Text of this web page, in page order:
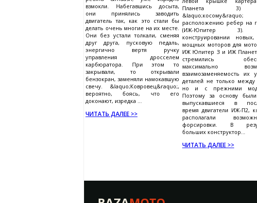
взмокли. Набегавшись досыта,
они принялись заводить
двигатель так, как это стали бы
делать очень многие на их месте.
Они без устали толкали, сменяя
друг друга, пусковую педаль,
энергично вертя ручку
управления дросселем
карбюратора. При этом то
закрывали, то открывали
бензокран, заменяли намокавшую
свечу. &laquo;Ковровец&raquo;,
вероятно, боясь, что его
доконают, изредка ...
ЧИТАТЬ ДАЛЕЕ >>
Планета
&laquo;косому&raquo;
расположению ребер на
(ИЖ-Юпитер 3).
конструировании
мощных моторов для
ИЖ Юпитер З и ИЖ
стремились
максимально
взаимозаменяемость их
деталей не только между
но и с прежними
Поэтому за основу
выпускавшиеся в
время двигатели ИЖ-П2,
располагали
форсировки. В
больших конструктор...
ЧИТАТЬ ДАЛЕЕ >>